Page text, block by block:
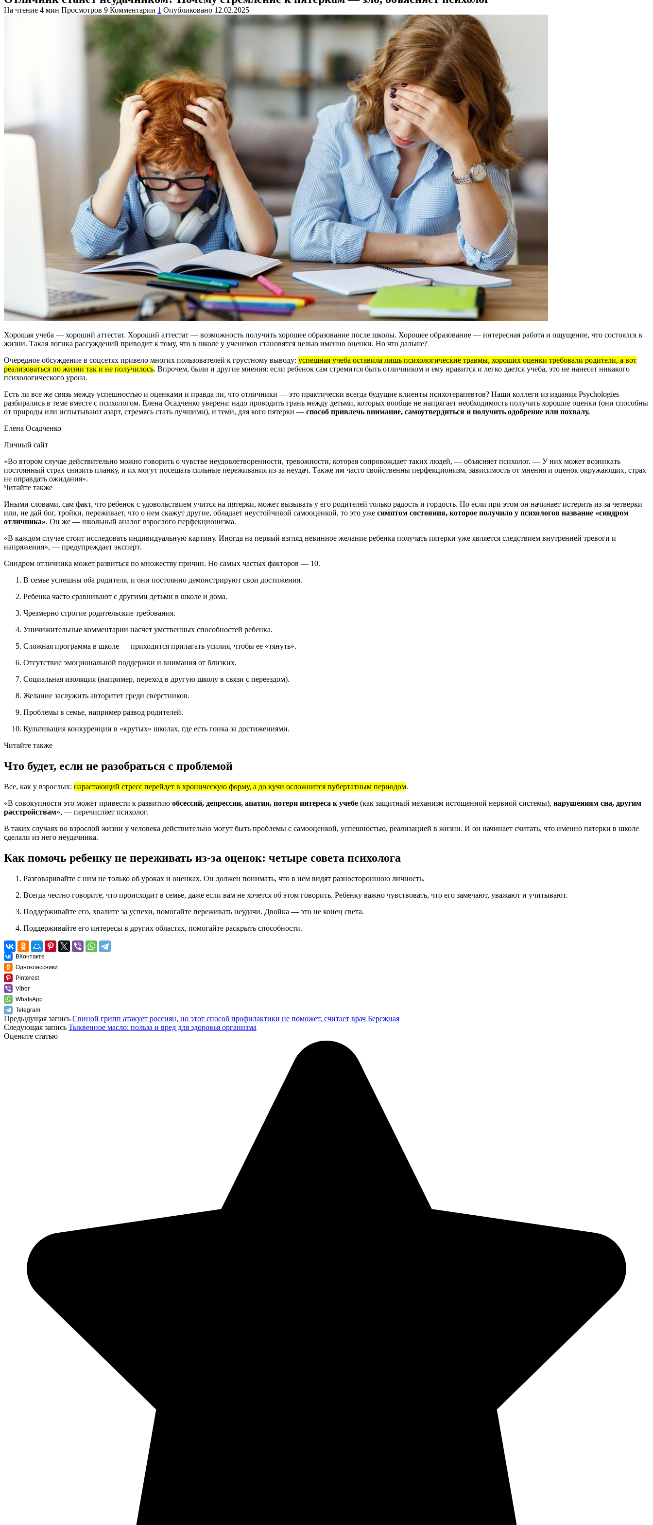
На чтение 4 мин Просмотров 9 Комментарии 1 Опубликовано 12.02.2025
Хорошая учеба — хороший аттестат. Хороший аттестат — возможность получить хорошее образование после школы. Хорошее образование — интересная работа и ощущение, что состоялся в
жизни. Такая логика рассуждений приводит к тому, что в школе у учеников становятся целью именно оценки. Но что дальше?
Очередное обсуждение в соцсетях привело многих пользователей к грустному выводу: успешная учеба оставила лишь психологические травмы, хороших оценки требовали родители, а вот
реализоваться по жизни так и не получилось. Впрочем, были и другие мнения: если ребенок сам стремится быть отличником и ему нравится и легко дается учеба, это не нанесет никакого
психологического урона.
Есть ли все же связь между успешностью и оценками и правда ли, что отличники — это практически всегда будущие клиенты психотерапевтов? Наши коллеги из издания Psychologies
разбирались в теме вместе с психологом. Елена Осадченко уверена: надо проводить грань между детьми, которых вообще не напрягает необходимость получать хорошие оценки (они способны
от природы или испытывают азарт, стремясь стать лучшими), и теми, для кого пятерки — способ привлечь внимание, самоутвердиться и получить одобрение или похвалу.
Елена Осадченко
Личный сайт
«Во втором случае действительно можно говорить о чувстве неудовлетворенности, тревожности, которая сопровождает таких людей, — объясняет психолог. — У них может возникать
постоянный страх снизить планку, и их могут посещать сильные переживания из-за неудач. Также им часто свойственны перфекционизм, зависимость от мнения и оценок окружающих, страх
не оправдать ожидания».
Читайте также
Иными словами, сам факт, что ребенок с удовольствием учится на пятерки, может вызывать у его родителей только радость и гордость. Но если при этом он начинает истерить из-за четверки
или, не дай бог, тройки, переживает, что о нем скажут другие, обладает неустойчивой самооценкой, то это уже симптом состояния, которое получило у психологов название «синдром
отличника». Он же — школьный аналог взрослого перфекционизма.
«В каждом случае стоит исследовать индивидуальную картину. Иногда на первый взгляд невинное желание ребенка получать пятерки уже является следствием внутренней тревоги и
напряжения», — предупреждает эксперт.
Синдром отличника может развиться по множеству причин. Но самых частых факторов — 10.
В семье успешны оба родителя, и они постоянно демонстрируют свои достижения.
Ребенка часто сравнивают с другими детьми в школе и дома.
Чрезмерно строгие родительские требования.
Уничижительные комментарии насчет умственных способностей ребенка.
Сложная программа в школе — приходится прилагать усилия, чтобы ее «тянуть».
Отсутствие эмоциональной поддержки и внимания от близких.
Социальная изоляция (например, переход в другую школу в связи с переездом).
Желание заслужить авторитет среди сверстников.
Проблемы в семье, например развод родителей.
Культивация конкуренции в «крутых» школах, где есть гонка за достижениями.
Читайте также
Что будет, если не разобраться с проблемой
Все, как у взрослых: нарастающий стресс перейдет в хроническую форму, а до кучи осложнится пубертатным периодом.
«В совокупности это может привести к развитию обсессий, депрессии, апатии, потери интереса к учебе (как защитный механизм истощенной нервной системы), нарушениям сна, другим
расстройствам», — перечисляет психолог.
В таких случаях во взрослой жизни у человека действительно могут быть проблемы с самооценкой, успешностью, реализацией в жизни. И он начинает считать, что именно пятерки в школе
сделали из него неудачника.
Как помочь ребенку не переживать из-за оценок: четыре совета психолога
Разговаривайте с ним не только об уроках и оценках. Он должен понимать, что в нем видят разностороннюю личность.
Всегда честно говорите, что происходит в семье, даже если вам не хочется об этом говорить. Ребенку важно чувствовать, что его замечают, уважают и учитывают.
Поддерживайте его, хвалите за успехи, помогайте переживать неудачи. Двойка — это не конец света.
Поддерживайте его интересы в других областях, помогайте раскрыть способности.
ВКонтакте
Одноклассники
Pinterest
Viber
WhatsApp
Telegram
Предыдущая запись Свиной грипп атакует россиян, но этот способ профилактики не поможет, считает врач Бережная
Следующая запись Тыквенное масло: польза и вред для здоровья организма
Оцените статью